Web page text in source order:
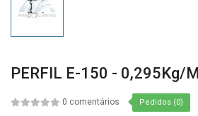
PERFIL E-150 - 0,295Kg/m
0 comentários Pedidos (0)